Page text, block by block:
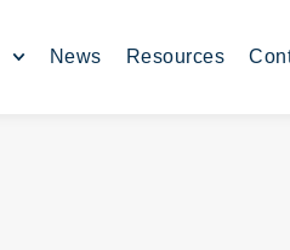
News Resources